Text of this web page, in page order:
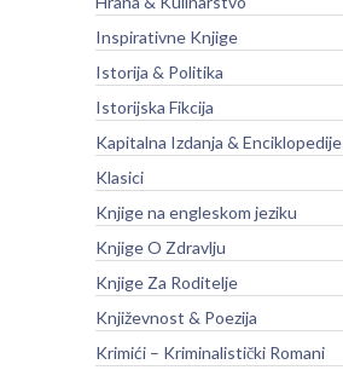
Inspirativne Knjige
Istorija & Politika
Istorijska Fikcija
Kapitalna Izdanja & Enciklopedije
Klasici
Knjige na engleskom jeziku
Knjige O Zdravlju
Knjige Za Roditelje
Književnost & Poezija
Krimići – Kriminalistički Romani